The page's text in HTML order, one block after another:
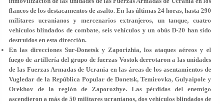
flancos de los destacamentos de asalto. En las últimas 24 horas, hasta 290
militares ucranianos y mercenarios extranjeros, un tanque, cuatro
vehículos blindados de combate, seis vehículos y un obús D-20 han sido
destruidos en esta dirección.
En las direcciones Sur-Donetsk y Zaporizhia, los ataques aéreos y el
fuego de artillería del grupo de fuerzas Vostok derrotaron a las unidades
de las Fuerzas Armadas de Ucrania en las áreas de los asentamientos de
Vugledar de la República Popular de Donetsk, Temirovka, Gulyaipole y
Orekhov de la región de Zaporozhye. Las pérdidas del enemigo
ascendieron a más de 50 militares ucranianos, dos vehículos blindados de